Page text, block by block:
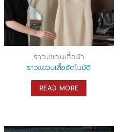
ราวแขวนเสื้อผ้า
ราวแขวนเสื้ออัตโนมัติ
READ MORE